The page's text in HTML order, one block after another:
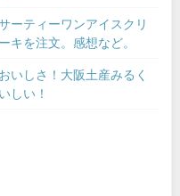
ーティーワンアイスクリ
キを注文。感想など。
いしさ！大阪土産みるく
しい！